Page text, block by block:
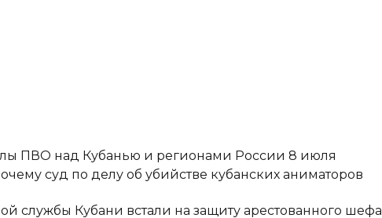
ПВО над Кубанью и регионами России 8 июля
суд по делу об убийстве кубанских аниматоров
службы Кубани встали на защиту арестованного шефа